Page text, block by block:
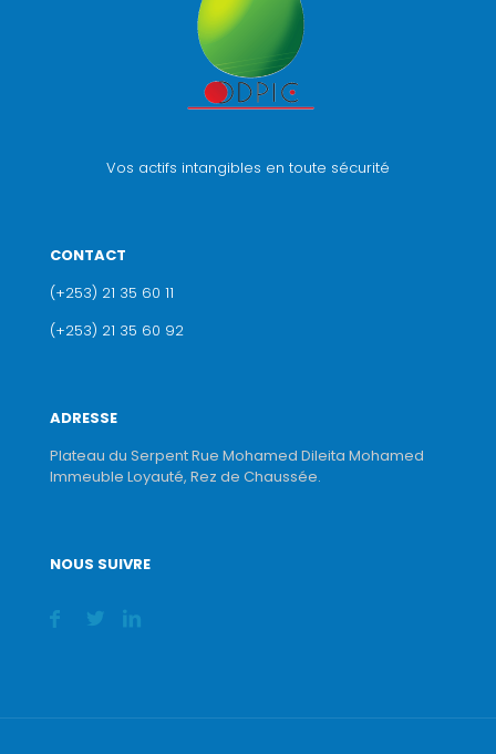
Vos actifs intangibles en toute sécurité
CONTACT
(+253) 21 35 60 11
(+253) 21 35 60 92
ADRESSE
Plateau du Serpent Rue Mohamed Dileita Mohamed
Immeuble Loyauté, Rez de Chaussée.
NOUS SUIVRE